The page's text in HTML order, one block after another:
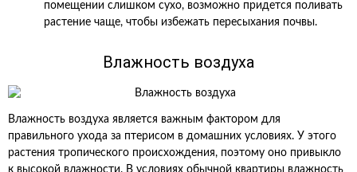
помещении слишком сухо, возможно придется поливать
растение чаще, чтобы избежать пересыхания почвы.
Влажность воздуха
Влажность воздуха является важным фактором для
правильного ухода за птерисом в домашних условиях. У этого
растения тропического происхождения, поэтому оно привыкло
к высокой влажности. В условиях обычной квартиры влажность